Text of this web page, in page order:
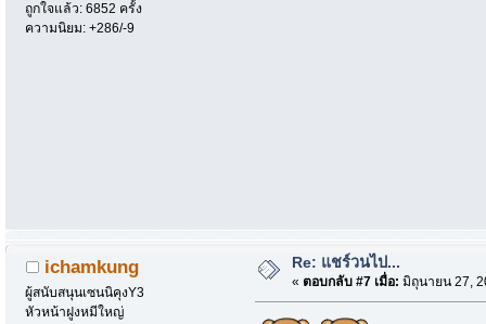
ถูกใจแล้ว: 6852 ครั้ง
ความนิยม: +286/-9
ichamkung
ผู้สนับสนุนเซนนิคุงY3
หัวหน้าฝูงหมีใหญ่
Re: แชร์วนไป...
« ตอบกลับ #7 เมื่อ: มิถุนายน 27,